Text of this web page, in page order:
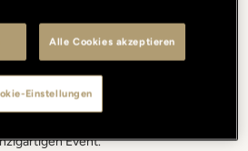
steht die private Terrasse zur
einen exklusiven Blick auf den Fluss
jeden Anlass in einen traumhaften
ein exklusives privates Abendessen
Event.
Alle Cookies akzeptieren
Einstellungen